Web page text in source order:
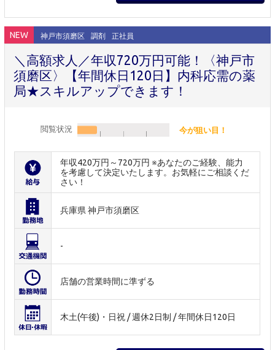
NEW 神戸市須磨区 調剤 正社員
＼高額求人／年収720万円可能！〈神戸市
須磨区〉【年間休日120日】内科応需の薬
局★スキルアップできます！
閲覧状況 今が狙い目！
年収420万円～720万円 ※あなたのご経験、能力
を考慮して決定いたします。お気軽にご相談くだ
さい！
兵庫県 神戸市須磨区
-
店舗の営業時間に準ずる
木土(午後)・日祝 / 週休2日制 / 年間休日120日